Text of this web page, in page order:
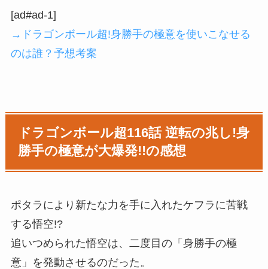
[ad#ad-1]
→ドラゴンボール超!身勝手の極意を使いこなせる
のは誰？予想考案
ドラゴンボール超116話 逆転の兆し!身
勝手の極意が大爆発!!の感想
ポタラにより新たな力を手に入れたケフラに苦戦
する悟空!?
追いつめられた悟空は、二度目の「身勝手の極
意」を発動させるのだった。